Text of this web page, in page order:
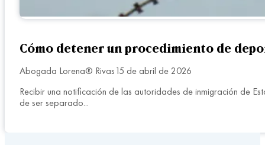
Cómo detener un procedimiento de
Abogada Lorena® Rivas15 de abril de 2026
Recibir una notificación de las autoridades de inmigración de
de ser separado...